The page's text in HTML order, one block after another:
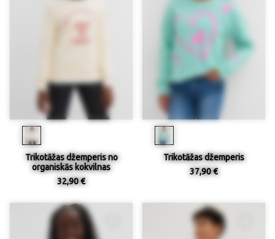
Trikotāžas džemperis no
organiskās kokvilnas
32,90 €
Trikotāžas džemperis
37,90 €